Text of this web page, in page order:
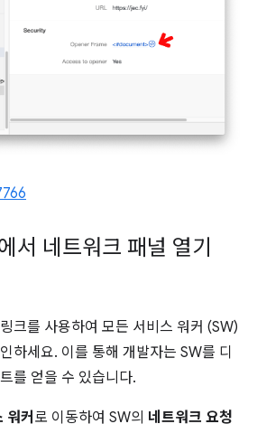
서 네트워크 패널 열기
링크를 사용하여 모든 서비스 워커 (SW)
하세요. 이를 통해 개발자는 SW를 디
를 얻을 수 있습니다.
워커 로 이동하여 SW의 네트워크 요청